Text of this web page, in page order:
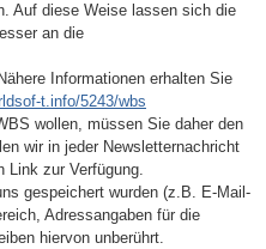
Auf diese Weise lassen sich die
an die
Informationen erhalten Sie
t.info/5243/wbs
wollen, müssen Sie daher den
wir in jeder Newsletternachricht
Link zur Verfügung.
gespeichert wurden (z.B. E-Mail-
Adressangaben für die
hiervon unberührt.